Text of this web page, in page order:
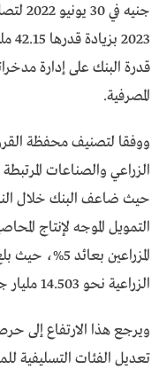
قدرة البنك على إدارة
المصرفية.
ووفقا لتصنيف محفظة
حيث ضاعف البنك خلال
التمويل الموجه لإنتاج
المزراعين
الزراعية نحو 14.503 مليار جنيه يستفيد منها مئات الآلاف من المزارعين.
ويرجع هذا الارتفاع إلى